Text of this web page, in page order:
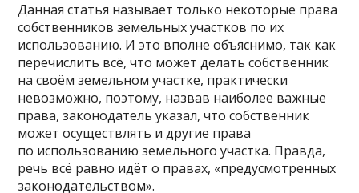
Данная статья называет только некоторые права
собственников земельных участков по их
использованию. И это вполне объяснимо, так как
перечислить всё, что может делать собственник
на своём земельном участке, практически
невозможно, поэтому, назвав наиболее важные
права, законодатель указал, что собственник
может осуществлять и другие права
по использованию земельного участка. Правда,
речь всё равно идёт о правах, «предусмотренных
законодательством».